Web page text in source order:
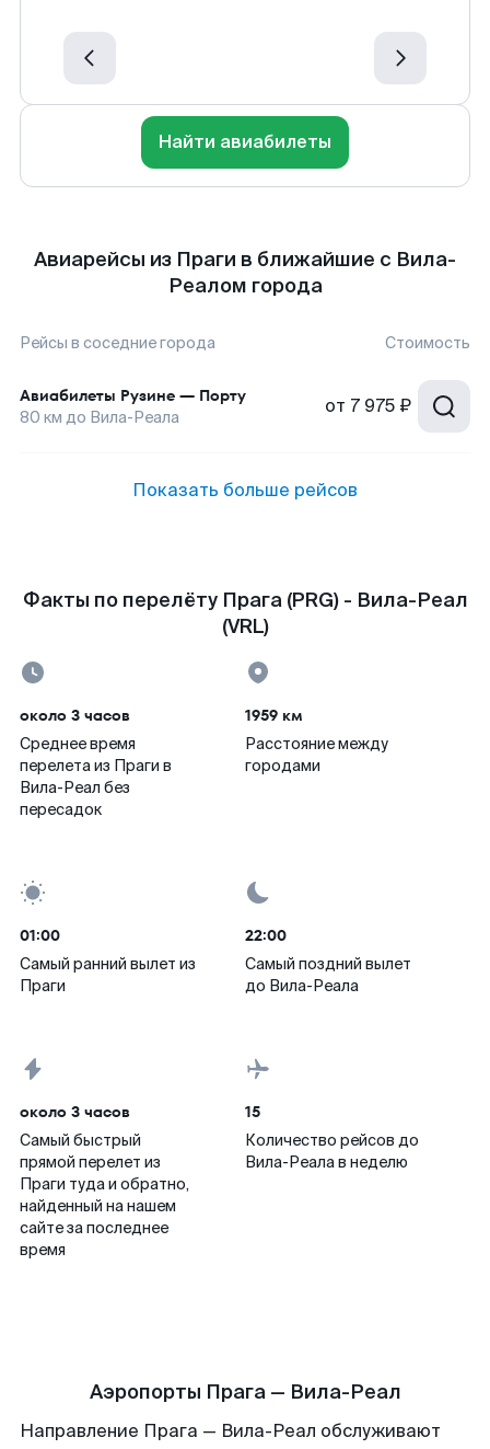
Найти авиабилеты
Авиарейсы из Праги в ближайшие с Вила-
Реалом города
Рейсы в соседние города Стоимость
Авиабилеты Рузине — Порту
80 км до Вила-Реала от 7 975 ₽
Показать больше рейсов
Факты по перелёту Прага (PRG) - Вила-Реал
(VRL)
около 3 часов
Среднее время
перелета из Праги в
Вила-Реал без
пересадок
1959 км
Расстояние между
городами
01:00
Самый ранний вылет из
Праги
22:00
Самый поздний вылет
до Вила-Реала
около 3 часов
Самый быстрый
прямой перелет из
Праги туда и обратно,
найденный на нашем
сайте за последнее
время
15
Количество рейсов до
Вила-Реала в неделю
Аэропорты Прага — Вила-Реал
Направление Прага — Вила-Реал обслуживают